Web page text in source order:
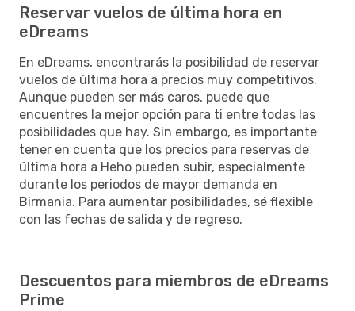
Reservar vuelos de última hora en
eDreams
En eDreams, encontrarás la posibilidad de reservar
vuelos de última hora a precios muy competitivos.
Aunque pueden ser más caros, puede que
encuentres la mejor opción para ti entre todas las
posibilidades que hay. Sin embargo, es importante
tener en cuenta que los precios para reservas de
última hora a Heho pueden subir, especialmente
durante los periodos de mayor demanda en
Birmania. Para aumentar posibilidades, sé flexible
con las fechas de salida y de regreso.
Descuentos para miembros de eDreams
Prime